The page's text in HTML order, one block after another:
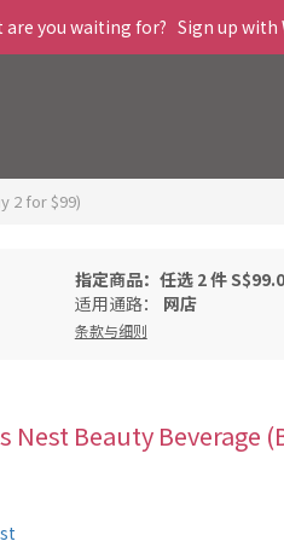
are you waiting for?   Sign up
2 for $99)
指定商品：任选 2 件
适用通路： 网店
条款与细则
Beauty Beverage